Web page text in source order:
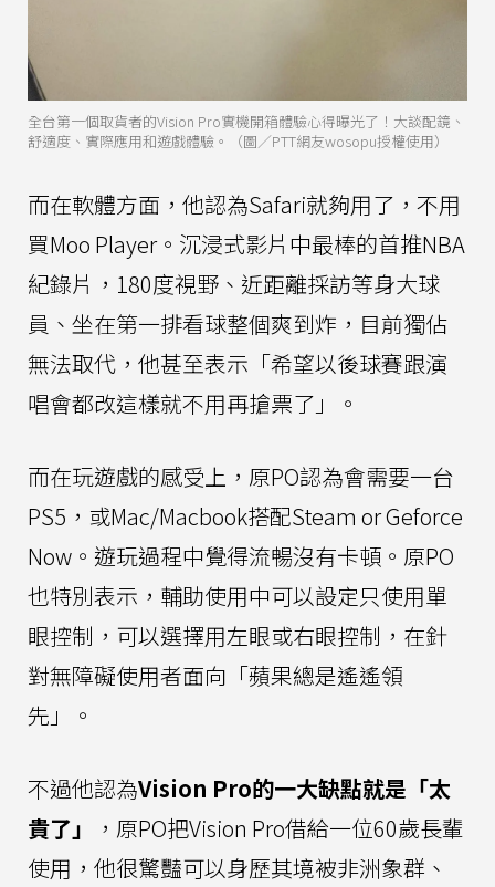
全台第一個取貨者的Vision Pro實機開箱體驗心得曝光了！大談配鏡、
舒適度、實際應用和遊戲體驗。（圖／PTT網友wosopu授權使用）
而在軟體方面，他認為Safari就夠用了，不用
買Moo Player。沉浸式影片中最棒的首推NBA
紀錄片，180度視野、近距離採訪等身大球
員、坐在第一排看球整個爽到炸，目前獨佔
無法取代，他甚至表示「希望以後球賽跟演
唱會都改這樣就不用再搶票了」。
而在玩遊戲的感受上，原PO認為會需要一台
PS5，或Mac/Macbook搭配Steam or Geforce
Now。遊玩過程中覺得流暢沒有卡頓。原PO
也特別表示，輔助使用中可以設定只使用單
眼控制，可以選擇用左眼或右眼控制，在針
對無障礙使用者面向「蘋果總是遙遙領
先」。
不過他認為Vision Pro的一大缺點就是「太
貴了」
，原PO把Vision Pro借給一位60歲長輩
使用，他很驚豔可以身歷其境被非洲象群、